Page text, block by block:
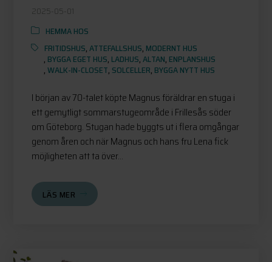
2025-05-01
HEMMA HOS
FRITIDSHUS,ATTEFALLSHUS, MODERNT HUS
, BYGGA EGET HUS, LADHUS,ALTAN, ENPLANSHUS
,WALK-IN-CLOSET, SOLCELLER, BYGGA NYTT HUS
I början av 70-talet köpte Magnus föräldrar en stuga i
ett gemytligt sommarstugeområde i Frillesås söder
om Göteborg. Stugan hade byggts ut i flera omgångar
genom åren och när Magnus och hans fru Lena fick
möjligheten att ta över...
LÄS MER